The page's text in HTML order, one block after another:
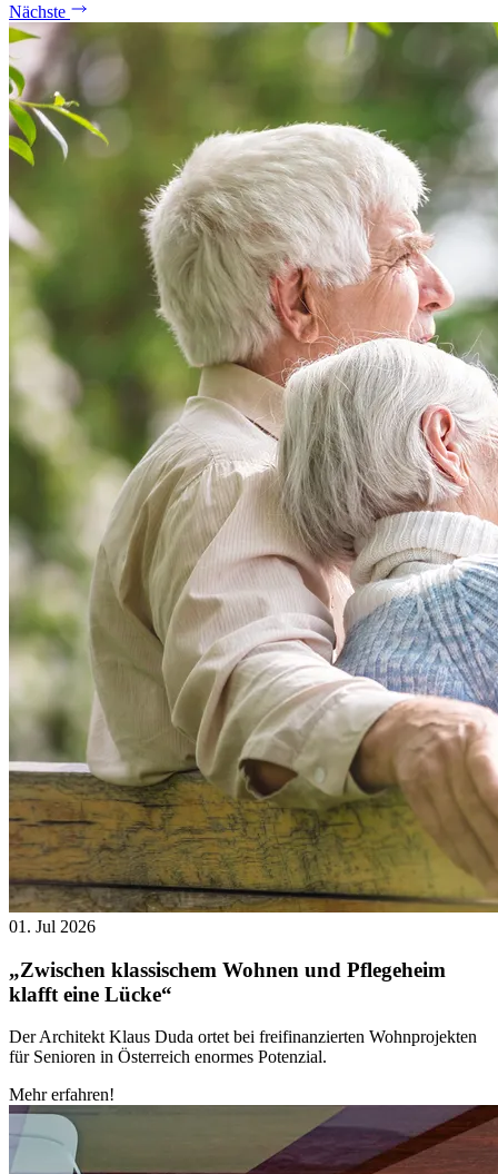
Nächste
01. Jul 2026
„Zwischen klassischem Wohnen und Pflegeheim
klafft eine Lücke“
Der Architekt Klaus Duda ortet bei freifinanzierten Wohnprojekten
für Senioren in Österreich enormes Potenzial.
Mehr erfahren!